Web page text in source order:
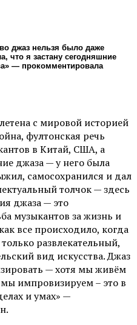
джаз нельзя было даже
что я застану сегодняшние
— прокомментировала
с мировой историей
фултонская речь
в Китай, США, а
джаза — у него была
самосохранился и дал
толчок — здесь
джаза — это
музыкантов за жизнь и
все происходило, когда
развлекательный,
вид искусства. Джаз
— хотя мы живём
импровизируем – это в
и умах» —